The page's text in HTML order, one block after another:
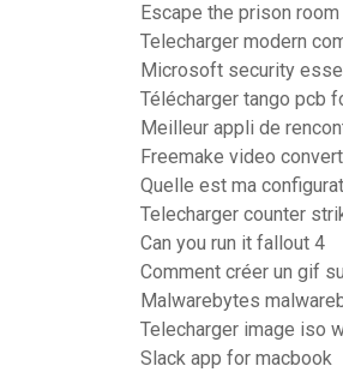
Escape the prison
Telecharger modern
Microsoft security
Télécharger tango pcb
Meilleur appli de
Freemake video
Quelle est ma
Telecharger counter
Can you run it fallout 4
Comment créer un gif
Malwarebytes
Telecharger image iso
Slack app for macbook